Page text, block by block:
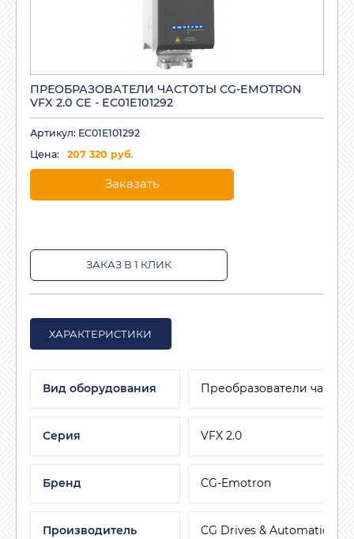
ПРЕОБРАЗОВАТЕЛИ ЧАСТОТЫ CG-EMOTRON
VFX 2.0 CE - EC01E101292
Артикул: EC01E101292
Цена:
207 320 руб.
Заказать
ЗАКАЗ В 1 КЛИК
ХАРАКТЕРИСТИКИ
Вид оборудования Преобразователи
Серия VFX 2.0
Бренд CG-Emotron
Производитель CG Drives & Automation